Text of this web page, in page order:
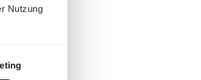
Nutzung